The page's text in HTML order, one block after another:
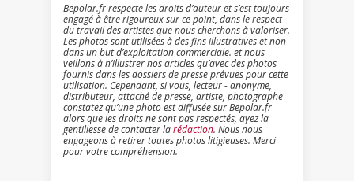
Bepolar.fr respecte les droits d’auteur et s’est toujours
engagé à être rigoureux sur ce point, dans le respect
du travail des artistes que nous cherchons à valoriser.
Les photos sont utilisées à des fins illustratives et non
dans un but d’exploitation commerciale. et nous
veillons à n’illustrer nos articles qu’avec des photos
fournis dans les dossiers de presse prévues pour cette
utilisation. Cependant, si vous, lecteur - anonyme,
distributeur, attaché de presse, artiste, photographe
constatez qu’une photo est diffusée sur Bepolar.fr
alors que les droits ne sont pas respectés, ayez la
gentillesse de contacter larédaction. Nous nous
engageons à retirer toutes photos litigieuses. Merci
pour votre compréhension.